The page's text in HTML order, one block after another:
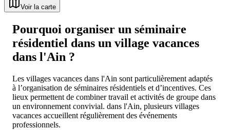
Voir la carte
Pourquoi organiser un séminaire
résidentiel dans un village vacances
dans l'Ain ?
Les villages vacances dans l'Ain sont particulièrement adaptés
à l’organisation de séminaires résidentiels et d’incentives. Ces
lieux permettent de combiner travail et activités de groupe dans
un environnement convivial. dans l'Ain, plusieurs villages
vacances accueillent régulièrement des événements
professionnels.